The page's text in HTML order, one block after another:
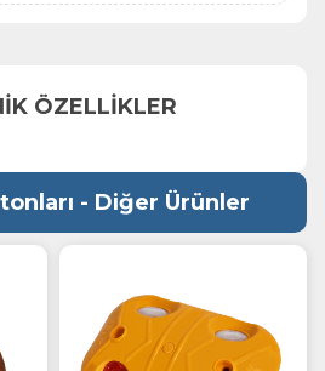
ÖZELLİKLER
- Diğer Ürünler